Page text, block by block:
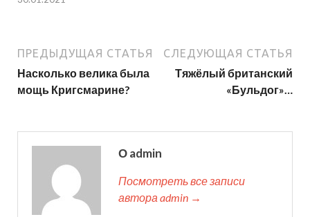
ПРЕДЫДУЩАЯ СТАТЬЯ
Насколько велика была
мощь Кригсмарине?
СЛЕДУЮЩАЯ СТАТЬЯ
Тяжёлый британский
«Бульдог»…
О admin
Посмотреть все записи
автора admin →